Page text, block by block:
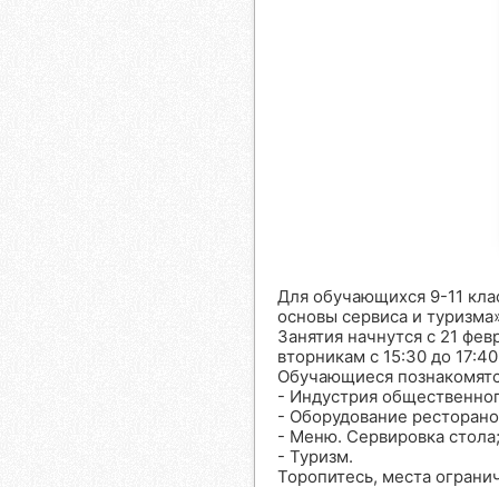
Для обучающихся 9-11
основы сервиса и
Занятия начнутся с 21
вторникам с 15:30 до
Обучающиеся
- Индустрия
- Оборудование
- Меню. Сервировка стола;
- Туризм.
Торопитесь, места